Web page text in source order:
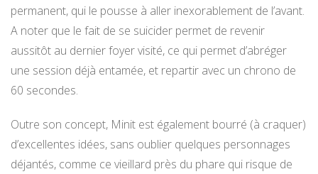
permanent, qui le pousse à aller inexorablement de l’avant.
A noter que le fait de se suicider permet de revenir
aussitôt au dernier foyer visité, ce qui permet d’abréger
une session déjà entamée, et repartir avec un chrono de
60 secondes.
Outre son concept, Minit est également bourré (à craquer)
d’excellentes idées, sans oublier quelques personnages
déjantés, comme ce vieillard près du phare qui risque de